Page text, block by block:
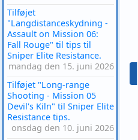
Tilføjet
"Langdistanceskydning -
Assault on Mission 06:
Fall Rouge" til tips til
Sniper Elite Resistance.
mandag den 15. juni 2026
Tilføjet "Long-range
Shooting - Mission 05
Devil's Kiln" til Sniper Elite
Resistance tips.
onsdag den 10. juni 2026